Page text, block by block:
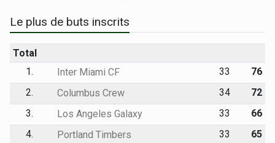
Le plus de buts inscrits
Total
1.
Inter Miami CF 33
76
2.
Columbus Crew 34
72
3.
Los Angeles Galaxy 33
66
4.
Portland Timbers 33
65